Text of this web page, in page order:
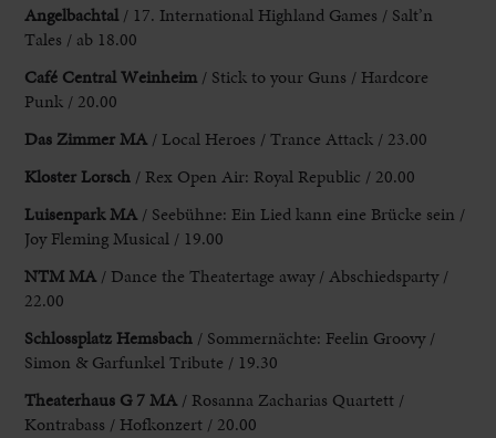
Angelbachtal / 17. International Highland Games / Salt’n
Tales / ab 18.00
Café Central Weinheim / Stickto your Guns / Hardcore
Punk / 20.00
Das Zimmer MA / Local Heroes / Trance Attack / 23.00
Kloster Lorsch / Rex Open Air: Royal Republic / 20.00
Luisenpark MA / Seebühne: Ein Lied kann eine Brücke sein /
Joy Fleming Musical / 19.00
NTM MA / Dance the Theatertage away / Abschiedsparty /
22.00
Schlossplatz Hemsbach / Sommernächte: Feelin Groovy /
Simon & GarfunkelTribute / 19.30
Theaterhaus G 7 MA / Rosanna Zacharias Quartett /
Kontrabass / Hofkonzert / 20.00